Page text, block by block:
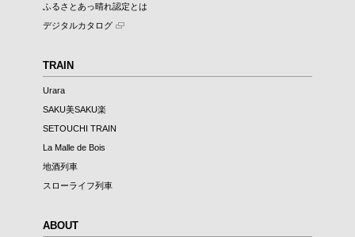
ふるさとあっ晴れ認定とは
デジタルカタログ
TRAIN
Urara
SAKU美SAKU楽
SETOUCHI TRAIN
La Malle de Bois
地酒列車
スローライフ列車
ABOUT